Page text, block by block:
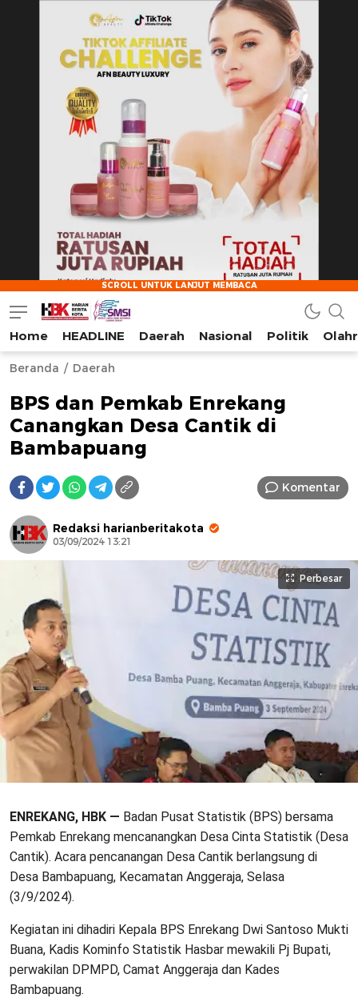
HarianBeritaKota
Mengabarkan Setiap Detil, Sudut, dan Cerita Kota
Home HEADLINE Daerah Nasional Politik
Beranda Daerah
BPS dan Pemkab Enrekang
Canangkan Desa Cantik di
Bambapuang
Komentar
Redaksi harianberitakota
03/09/2024 13:21
Perbesar
ENREKANG, HBK — Badan Pusat Statistik (BPS) bersama
Pemkab Enrekang mencanangkan Desa Cinta Statistik (Desa
Cantik). Acara pencanangan Desa Cantik berlangsung di
Desa Bambapuang, Kecamatan Anggeraja, Selasa
(3/9/2024).
Kegiatan ini dihadiri Kepala BPS Enrekang Dwi Santoso Mukti
Buana, Kadis Kominfo Statistik Hasbar mewakili Pj Bupati,
perwakilan DPMPD, Camat Anggeraja dan Kades
Bambapuang.